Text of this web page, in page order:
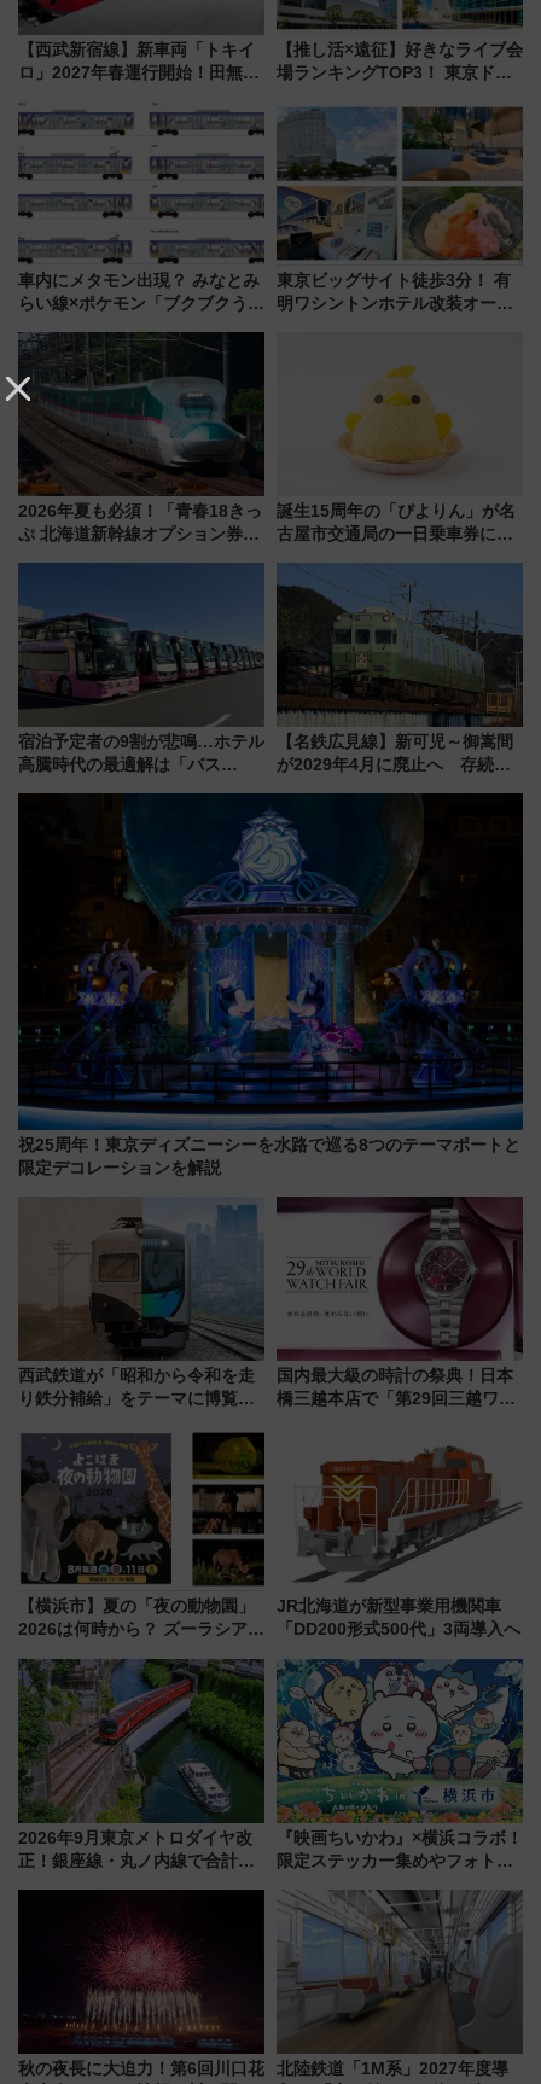
【西武新宿線】新車両「トキイ
ロ」2027年春運行開始！田無・
「第2弾」も
【推し活×遠征】好きなライブ会
場ランキングTOP3！ 東京ドー
由と交通アクセス術、ライブ会
場に何を求める？
車内にメタモン出現？ みなとみ
らい線×ポケモン「ブクブクうみ
行開始に！ この夏は直通列車で
横浜へ！
東京ビッグサイト徒歩3分！ 有
明ワシントンホテル改装オープ
ュッフェを現地レポ
2026年夏も必須！「青春18きっ
ぷ 北海道新幹線オプション券」
誕生15周年の「ぴよりん」が名
古屋市交通局の一日乗車券に！
定1万5000枚】
宿泊予定者の9割が悲鳴…ホテル
高騰時代の最適解は「バス
した、推し活遠征や観光時のリ
【名鉄広見線】新可児～御嵩間
が2029年4月に廃止へ 存続協
祝25周年！東京ディズニーシーを水路で巡る8つのテーマポートと
限定デコレーションを解説
西武鉄道が「昭和から令和を走
り鉄分補給」をテーマに博覧会
14日から 新車両「トキイロ」体
験ブースも アクセスや申込方法
を解説
国内最大級の時計の祭典！日本
橋三越本店で「第29回三越ワー
【2026年8月5日～25日】
【横浜市】夏の「夜の動物園」
2026は何時から？ ズーラシア・
見どころ、限定イベントを徹底
解説！
JR北海道が新型事業用機関車
「DD200形式500代」3両導入へ
2026年9月東京メトロダイヤ改
正！銀座線・丸ノ内線で合計
『映画ちいかわ』×横浜コラボ！
限定ステッカー集めやフォトス
いを満喫しよう（花火鑑賞会応
募は7/12まで！）
秋の夜長に大迫力！第6回川口花
北陸鉄道「1M系」2027年度導